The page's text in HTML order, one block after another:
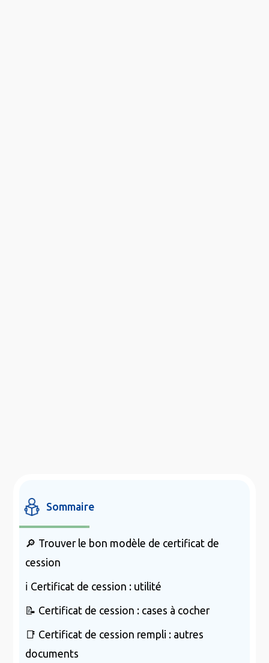
Sommaire
🔎 Trouver le bon modèle de certificat de
cession
ℹ️ Certificat de cession : utilité
📝 Certificat de cession : cases à cocher
📑 Certificat de cession rempli : autres
documents